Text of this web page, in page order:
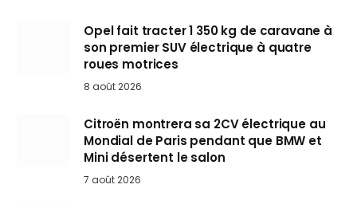
Opel fait tracter 1 350 kg de caravane à
son premier SUV électrique à quatre
roues motrices
8 août 2026
Citroën montrera sa 2CV électrique au
Mondial de Paris pendant que BMW et
Mini désertent le salon
7 août 2026